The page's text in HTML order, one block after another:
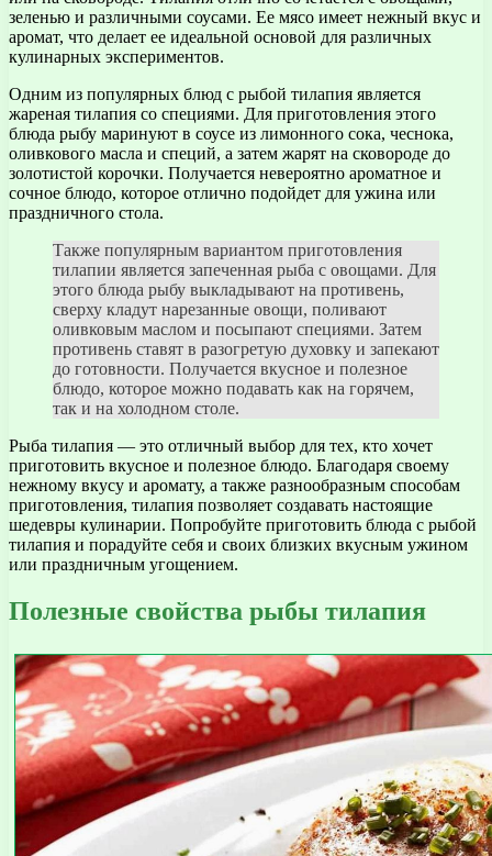
зеленью и различными соусами. Ее мясо имеет нежный вкус и
аромат, что делает ее идеальной основой для различных
кулинарных экспериментов.
Одним из популярных блюд с рыбой тилапия является
жареная тилапия со специями. Для приготовления этого
блюда рыбу маринуют в соусе из лимонного сока, чеснока,
оливкового масла и специй, а затем жарят на сковороде до
золотистой корочки. Получается невероятно ароматное и
сочное блюдо, которое отлично подойдет для ужина или
праздничного стола.
Также популярным вариантом приготовления
тилапии является запеченная рыба с овощами. Для
этого блюда рыбу выкладывают на противень,
сверху кладут нарезанные овощи, поливают
оливковым маслом и посыпают специями. Затем
противень ставят в разогретую духовку и запекают
до готовности. Получается вкусное и полезное
блюдо, которое можно подавать как на горячем,
так и на холодном столе.
Рыба тилапия — это отличный выбор для тех, кто хочет
приготовить вкусное и полезное блюдо. Благодаря своему
нежному вкусу и аромату, а также разнообразным способам
приготовления, тилапия позволяет создавать настоящие
шедевры кулинарии. Попробуйте приготовить блюда с рыбой
тилапия и порадуйте себя и своих близких вкусным ужином
или праздничным угощением.
Полезные свойства рыбы тилапия